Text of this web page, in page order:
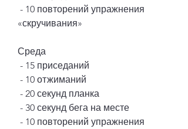
«скручивания»
Среда
- 15 приседаний
- 10 отжиманий
- 20 секунд планка
- 30 секунд бега на месте